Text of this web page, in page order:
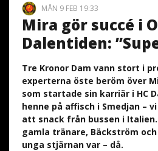
MÅN 9 FEB 19:33
Mira gör succé i
Dalentiden:
Tre Kronor Dam vann stort i
experterna öste beröm över
som startade sin karriär i HC
henne på affisch i Smedjan –
att snack från bussen i
gamla tränare, Bäckström
unga stjärnan var – då.